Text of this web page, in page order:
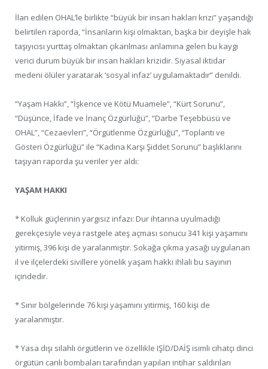
İlan edilen OHAL’le birlikte “büyük bir insan hakları krizi” yaşandığı
belirtilen raporda, “İnsanların kişi olmaktan, başka bir deyişle hak
taşıyıcısı yurttaş olmaktan çıkarılması anlamına gelen bu kaygı
verici durum büyük bir insan hakları krizidir. Siyasal iktidar
medeni ölüler yaratarak ‘sosyal infaz’ uygulamaktadır” denildi.
“Yaşam Hakkı”, “İşkence ve Kötü Muamele”, “Kürt Sorunu”,
“Düşünce, İfade ve İnanç Özgürlüğü”, “Darbe Teşebbüsü ve
OHAL”, “Cezaevleri”, “Örgütlenme Özgürlüğü”, “Toplantı ve
Gösteri Özgürlüğü” ile “Kadına Karşı Şiddet Sorunu” başlıklarını
taşıyan raporda şu veriler yer aldı:
YAŞAM HAKKI
* Kolluk güçlerinin yargısız infazı: Dur ihtarına uyulmadığı
gerekçesiyle veya rastgele ateş açması sonucu 341 kişi yaşamını
yitirmiş, 396 kişi de yaralanmıştır. Sokağa çıkma yasağı uygulanan
il ve ilçelerdeki sivillere yönelik yaşam hakkı ihlali bu sayının
içindedir.
* Sınır bölgelerinde 76 kişi yaşamını yitirmiş, 160 kişi de
yaralanmıştır.
* Yasa dışı silahlı örgütlerin ve özellikle IŞİD/DAİŞ isimli cihatçı dinci
örgütün canlı bombaları tarafından yapılan intihar saldırıları